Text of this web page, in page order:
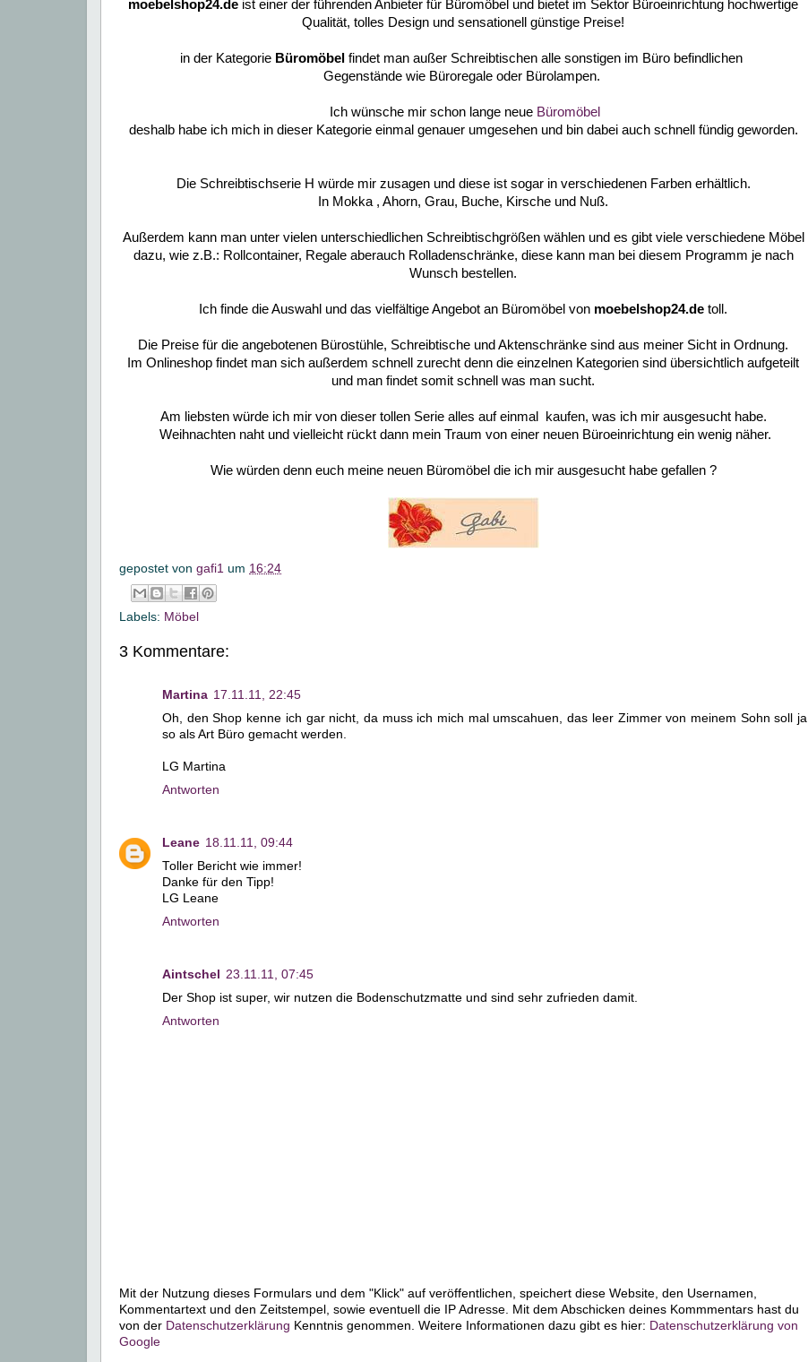
moebelshop24.de ist einer der führenden Anbieter für Büromöbel und bietet im Sektor Büroeinrichtung hochwertige
Qualität, tolles Design und sensationell günstige Preise!
in der Kategorie Büromöbel findet man außer Schreibtischen alle sonstigen im Büro befindlichen
Gegenstände wie Büroregale oder Bürolampen.
Ich wünsche mir schon lange neue Büromöbel
deshalb habe ich mich in dieser Kategorie einmal genauer umgesehen und bin dabei auch schnell fündig geworden.
Die Schreibtischserie H würde mir zusagen und diese ist sogar in verschiedenen Farben erhältlich.
In Mokka , Ahorn, Grau, Buche, Kirsche und Nuß.
Außerdem kann man unter vielen unterschiedlichen Schreibtischgrößen wählen und es gibt viele verschiedene Möbel
dazu, wie z.B.: Rollcontainer, Regale aberauch Rolladenschränke, diese kann man bei diesem Programm je nach
Wunsch bestellen.
Ich finde die Auswahl und das vielfältige Angebot an Büromöbel von moebelshop24.de toll.
Die Preise für die angebotenen Bürostühle, Schreibtische und Aktenschränke sind aus meiner Sicht in Ordnung.
Im Onlineshop findet man sich außerdem schnell zurecht denn die einzelnen Kategorien sind übersichtlich aufgeteilt
und man findet somit schnell was man sucht.
Am liebsten würde ich mir von dieser tollen Serie alles auf einmal kaufen, was ich mir ausgesucht habe.
Weihnachten naht und vielleicht rückt dann mein Traum von einer neuen Büroeinrichtung ein wenig näher.
Wie würden denn euch meine neuen Büromöbel die ich mir ausgesucht habe gefallen ?
gepostet von gafi1 um 16:24
Labels: Möbel
3 Kommentare:
Martina 17.11.11, 22:45
Oh, den Shop kenne ich gar nicht, da muss ich mich mal umscahuen, das leer Zimmer von meinem Sohn soll ja
so als Art Büro gemacht werden.
LG Martina
Antworten
Leane 18.11.11, 09:44
Toller Bericht wie immer!
Danke für den Tipp!
LG Leane
Antworten
Aintschel
23.11.11, 07:45
Der Shop ist super, wir nutzen die Bodenschutzmatte und sind sehr zufrieden damit.
Antworten
Mit der Nutzung dieses Formulars und dem "Klick" auf veröffentlichen, speichert diese Website, den Usernamen,
Kommentartext und den Zeitstempel, sowie eventuell die IP Adresse. Mit dem Abschicken deines Kommmentars hast du
von der Datenschutzerklärung Kenntnis genommen. Weitere Informationen dazu gibt es hier: Datenschutzerklärung von
Google